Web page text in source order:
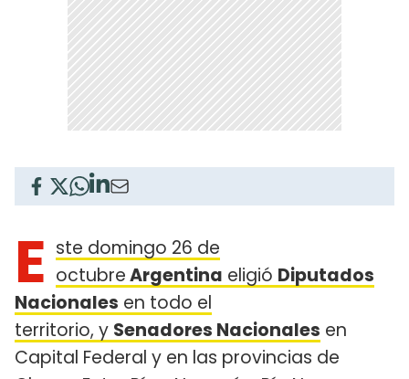
E ste domingo 26 de
octubreArgentina eligió Diputados
Nacionales en todo el
territorio, y Senadores Nacionales en
Capital Federal y en las provincias de